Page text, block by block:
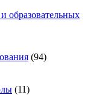
образовательных
(94)
(11)